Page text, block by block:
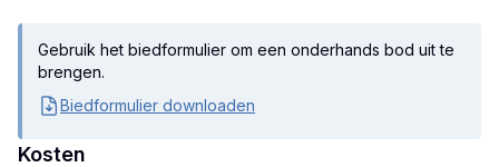
Gebruik het biedformulier om een onderhands bod uit te
brengen.
Biedformulier downloaden
Kosten